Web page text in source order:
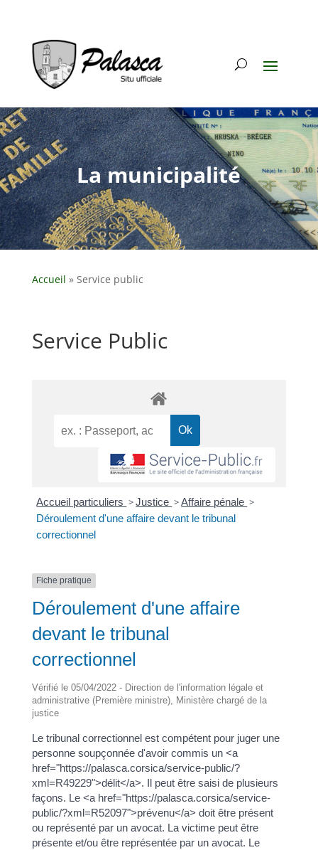
La municipalité
Accueil » Service public
Service Public
Accueil particuliers >Justice >Affaire pénale >
Déroulement d'une affaire devant le tribunal
correctionnel
Fiche pratique
Déroulement d'une affaire
devant le tribunal
correctionnel
Vérifié le 05/04/2022 - Direction de l'information légale et
administrative (Première ministre), Ministère chargé de la
justice
Le tribunal correctionnel est compétent pour juger une
personne soupçonnée d'avoir commis un <a
href="https://palasca.corsica/service-public/?
xml=R49229">délit</a>. Il peut être saisi de plusieurs
façons. Le <a href="https://palasca.corsica/service-
public/?xml=R52097">prévenu</a> doit être présent
ou représenté par un avocat. La victime peut être
présente et/ou être représentée par un avocat. Le